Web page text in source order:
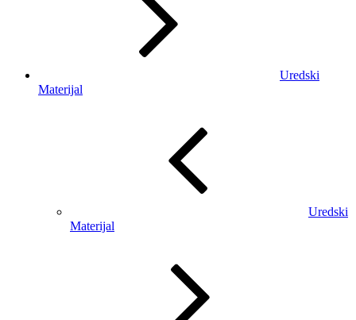
Uredski
Materijal
Uredski
Materijal